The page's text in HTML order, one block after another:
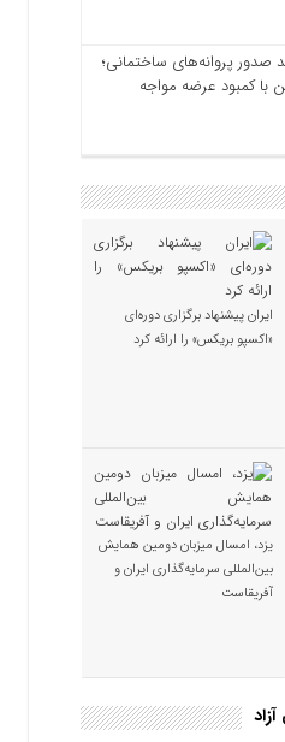
صدور پروانه‌های ساختمانی؛
با کمبود عرضه مواجه
ایران پیشنهاد برگزاری دوره‌ای
«اکسپو بریکس» را ارائه کرد
یزد، امسال میزبان دومین همایش
بین‌المللی سرمایه‌گذاری ایران و
آفریقاست